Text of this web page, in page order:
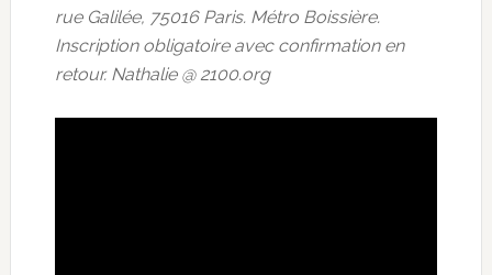
rue Galilée, 75016 Paris. Métro Boissière.
Inscription obligatoire avec confirmation en
retour. Nathalie @ 2100.org